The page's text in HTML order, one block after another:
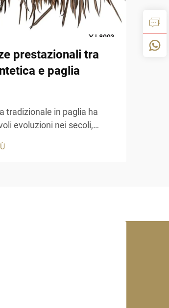
prestazionali tra
e paglia
tradizionale in paglia ha
evoluzioni nei secoli,
sintetiche